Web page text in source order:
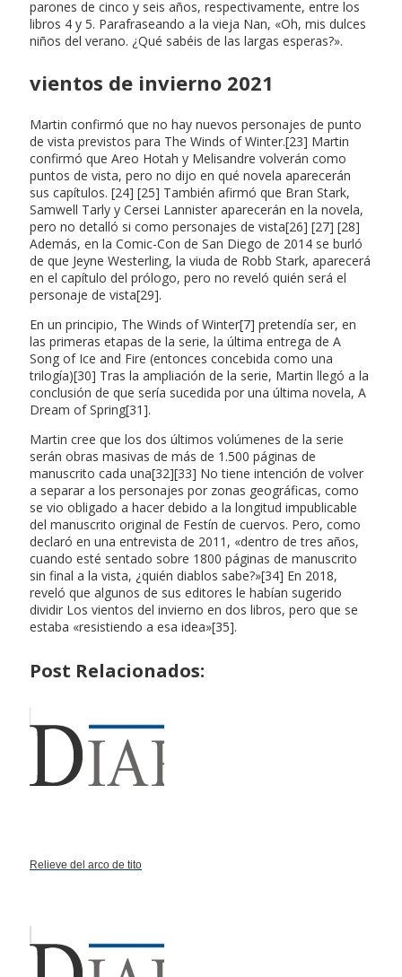
parones de cinco y seis años, respectivamente, entre los
libros 4 y 5. Parafraseando a la vieja Nan, «Oh, mis dulces
niños del verano. ¿Qué sabéis de las largas esperas?».
vientos de invierno 2021
Martin confirmó que no hay nuevos personajes de punto
de vista previstos para The Winds of Winter.[23] Martin
confirmó que Areo Hotah y Melisandre volverán como
puntos de vista, pero no dijo en qué novela aparecerán
sus capítulos. [24] [25] También afirmó que Bran Stark,
Samwell Tarly y Cersei Lannister aparecerán en la novela,
pero no detalló si como personajes de vista[26] [27] [28]
Además, en la Comic-Con de San Diego de 2014 se burló
de que Jeyne Westerling, la viuda de Robb Stark, aparecerá
en el capítulo del prólogo, pero no reveló quién será el
personaje de vista[29].
En un principio, The Winds of Winter[7] pretendía ser, en
las primeras etapas de la serie, la última entrega de A
Song of Ice and Fire (entonces concebida como una
trilogía)[30] Tras la ampliación de la serie, Martin llegó a la
conclusión de que sería sucedida por una última novela, A
Dream of Spring[31].
Martin cree que los dos últimos volúmenes de la serie
serán obras masivas de más de 1.500 páginas de
manuscrito cada una[32][33] No tiene intención de volver
a separar a los personajes por zonas geográficas, como
se vio obligado a hacer debido a la longitud impublicable
del manuscrito original de Festín de cuervos. Pero, como
declaró en una entrevista de 2011, «dentro de tres años,
cuando esté sentado sobre 1800 páginas de manuscrito
sin final a la vista, ¿quién diablos sabe?»[34] En 2018,
reveló que algunos de sus editores le habían sugerido
dividir Los vientos del invierno en dos libros, pero que se
estaba «resistiendo a esa idea»[35].
Post Relacionados:
Relieve del arco de tito